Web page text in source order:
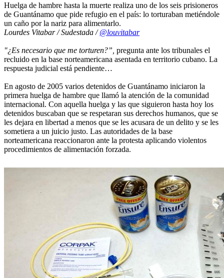
Huelga de hambre hasta la muerte realiza uno de los seis prisioneros
de Guantánamo que pide refugio en el país: lo torturaban metiéndole
un caño por la nariz para alimentarlo.
Lourdes Vitabar / Sudestada /@louvitabar
"¿Es necesario que me torturen?”, pregunta ante los tribunales el
recluido en la base norteamericana asentada en territorio cubano. La
respuesta judicial está pendiente…
En agosto de 2005 varios detenidos de Guantánamo iniciaron la
primera huelga de hambre que llamó la atención de la comunidad
internacional. Con aquella huelga y las que siguieron hasta hoy los
detenidos buscaban que se respetaran sus derechos humanos, que se
les dejara en libertad a menos que se les acusara de un delito y se les
sometiera a un juicio justo. Las autoridades de la base
norteamericana reaccionaron ante la protesta aplicando violentos
procedimientos de alimentación forzada.